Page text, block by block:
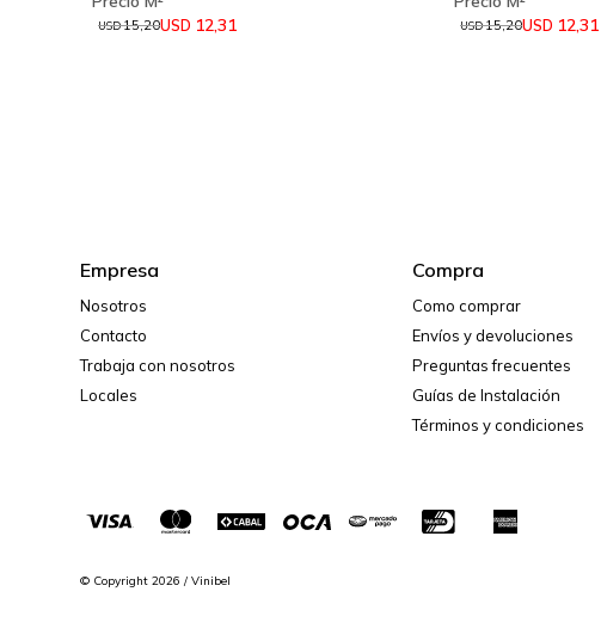
USD 12,31
USD15,20 USD 12,31
USD15,20
Empresa
Nosotros
Contacto
Trabaja con nosotros
Locales
Compra
Como comprar
Envíos y devoluciones
Preguntas frecuentes
Guías de Instalación
Términos y condiciones
© Copyright 2026 / Vinibel